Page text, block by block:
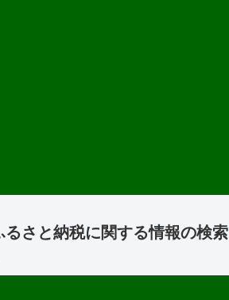
さと納税に関する情報の検索